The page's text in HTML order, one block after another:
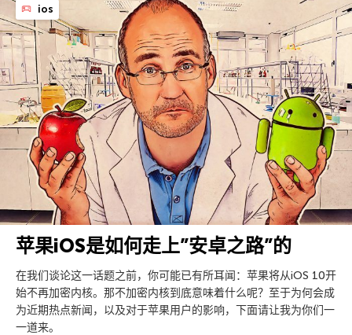
ios
苹果iOS是如何走上”安卓之路”的
在我们谈论这一话题之前，你可能已有所耳闻：苹果将从iOS 10开
始不再加密内核。那不加密内核到底意味着什么呢？至于为何会成
为近期热点新闻，以及对于苹果用户的影响，下面请让我为你们一
一道来。